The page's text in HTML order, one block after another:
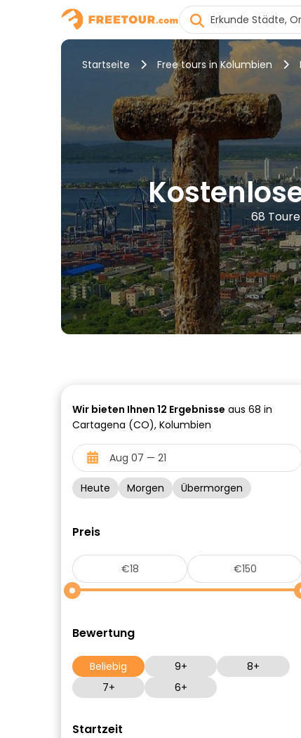
Startseite Free tours in Kolumbien
68
Wir bieten Ihnen 12 Ergebnisse aus 68 in
Cartagena (CO), Kolumbien
Heute Morgen Übermorgen
Preis
Bewertung
Beliebig 9+
8+
7+
6+
Startzeit